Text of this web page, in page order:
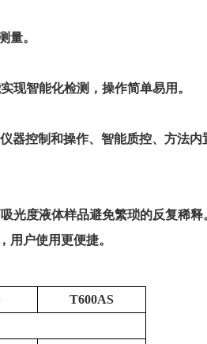
量。
现智能化检测，操作简单易用。
器控制和操作、智能质控、方法内
光度液体样品避免繁琐的反复稀释
用户使用更便捷。
T600AS